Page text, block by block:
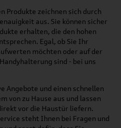
Produkte zeichnen sich durch
aus. Sie können sicher
erhalten, die den hohen
Egal, ob Sie Ihr
möchten oder auf der
sind - bei uns
Angebote und einen schnellen
von zu Hause aus und lassen
vor die Haustür liefern.
steht Ihnen bei Fragen und